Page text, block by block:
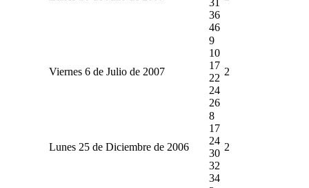
36
46
Viernes 6 de Julio de 2007
9
10
17
22
24
26
2
Lunes 25 de Diciembre de 2006
8
17
24
30
32
34
2